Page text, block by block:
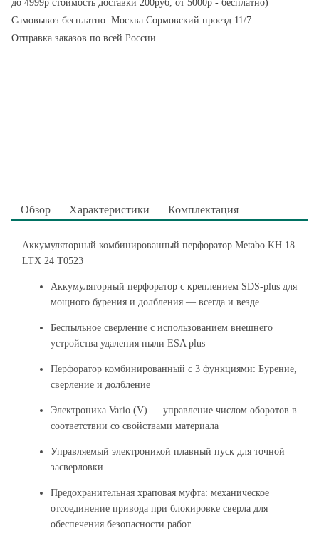
до 4999р стоимость доставки 200руб, от 5000р - бесплатно)
Самовывоз бесплатно: Москва Сормовский проезд 11/7
Отправка заказов по всей России
Обзор Характеристики Комплектация
Аккумуляторный комбинированный перфоратор Metabo KH 18
LTX 24 T0523
Аккумуляторный перфоратор с креплением SDS-plus для
мощного бурения и долбления — всегда и везде
Беспыльное сверление с использованием внешнего
устройства удаления пыли ESA plus
Перфоратор комбинированный с 3 функциями: Бурение,
сверление и долбление
Электроника Vario (V) — управление числом оборотов в
соответствии со свойствами материала
Управляемый электроникой плавный пуск для точной
засверловки
Предохранительная храповая муфта: механическое
отсоединение привода при блокировке сверла для
обеспечения безопасности работ